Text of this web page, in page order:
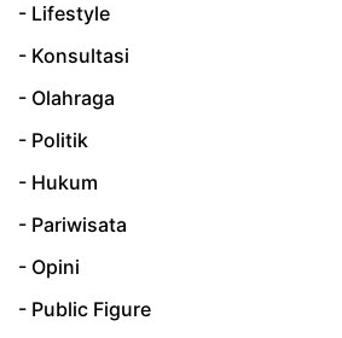
- Lifestyle
- Konsultasi
- Olahraga
- Politik
- Hukum
- Pariwisata
- Opini
- Public Figure